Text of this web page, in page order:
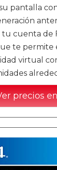
pantalla
tu cuenta de
te
virtual
precios